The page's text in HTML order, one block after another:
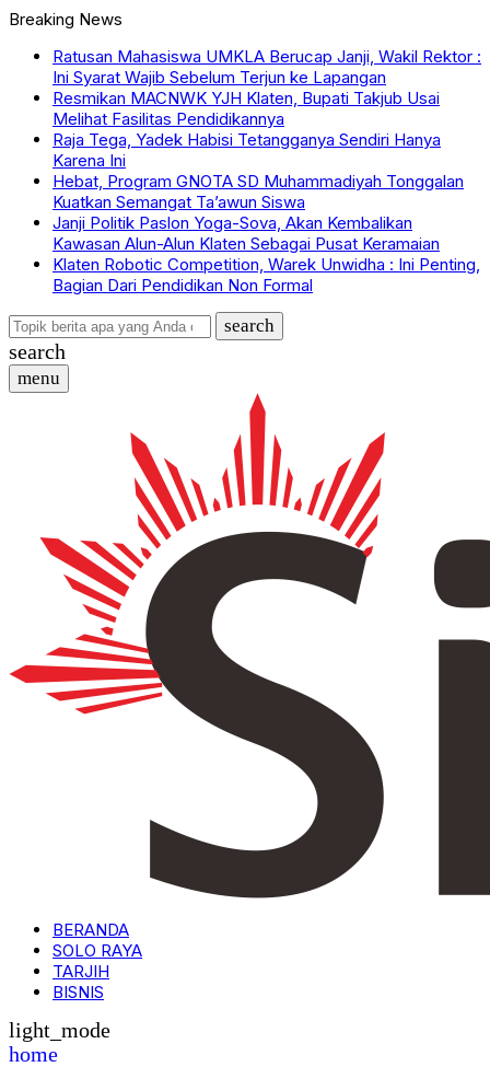
Breaking News
Ratusan Mahasiswa UMKLA Berucap Janji, Wakil Rektor :
Ini Syarat Wajib Sebelum Terjun ke Lapangan
Resmikan MACNWK YJH Klaten, Bupati Takjub Usai
Melihat Fasilitas Pendidikannya
Raja Tega, Yadek Habisi Tetangganya Sendiri Hanya
Karena Ini
Hebat, Program GNOTA SD Muhammadiyah Tonggalan
Kuatkan Semangat Ta’awun Siswa
Janji Politik Paslon Yoga-Sova, Akan Kembalikan
Kawasan Alun-Alun Klaten Sebagai Pusat Keramaian
Klaten Robotic Competition, Warek Unwidha : Ini Penting,
Bagian Dari Pendidikan Non Formal
search
search
menu
BERANDA
SOLO RAYA
TARJIH
BISNIS
light_mode
home